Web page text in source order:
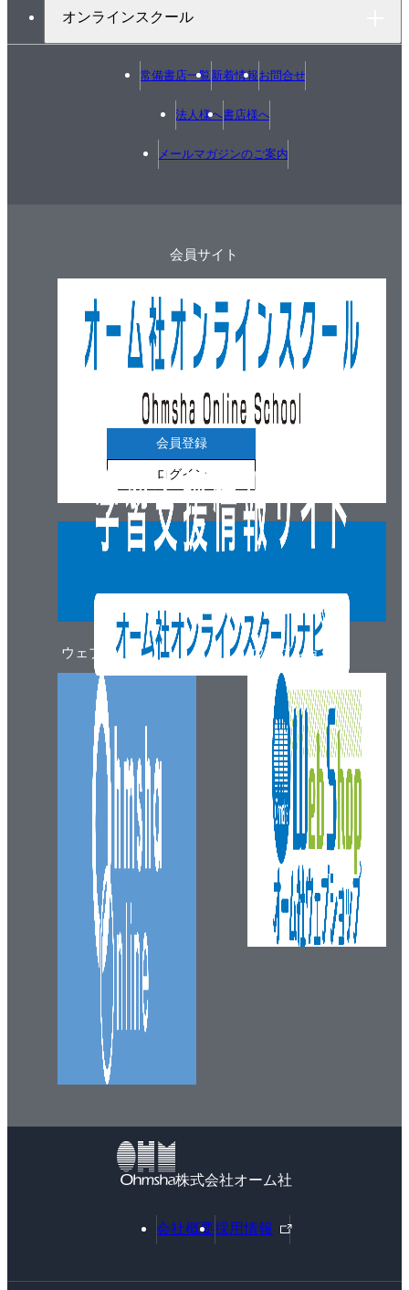
オンラインスクール
常備書店一覧新着情報お問合せ
法人様へ書店様へ
メールマガジンのご案内
ウェブマガジン
会員サイト
会員登録
ログイン
ウェブショップ
株式会社オーム社
会社概要採用情報
外
部
ン